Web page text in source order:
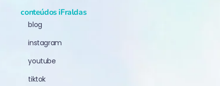
conteúdos iFraldas
blog
instagram
youtube
tiktok